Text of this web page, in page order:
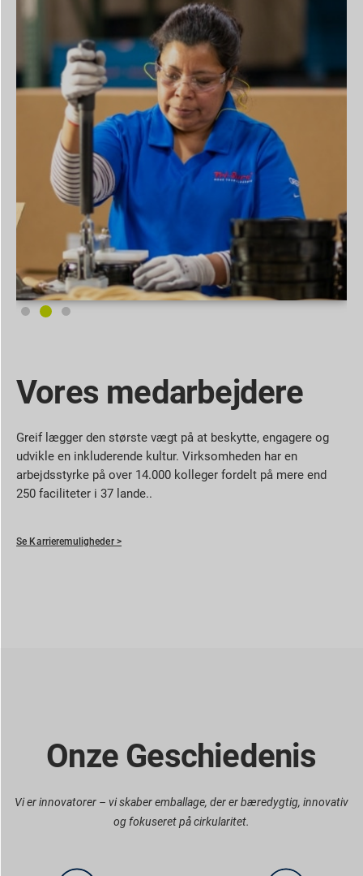
Vores medarbejdere
Greif lægger den største vægt på at beskytte, engagere og
udvikle en inkluderende kultur. Virksomheden har en
arbejdsstyrke på over 14.000 kolleger fordelt på mere end
250 faciliteter i 37 lande..
Se Karrieremuligheder >
Onze Geschiedenis
Vi er innovatorer – vi skaber emballage, der er bæredygtig, innovativ
og fokuseret på cirkularitet.